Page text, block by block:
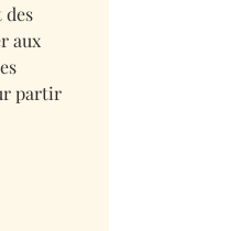
des
aux
partir